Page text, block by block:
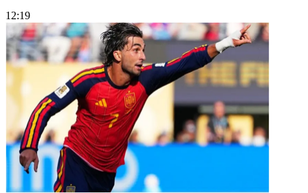
12:19